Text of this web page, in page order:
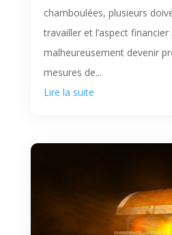
chamboulées, plusieurs
travailler et l’aspect financier
malheureusement devenir
mesures de...
Lire la suite